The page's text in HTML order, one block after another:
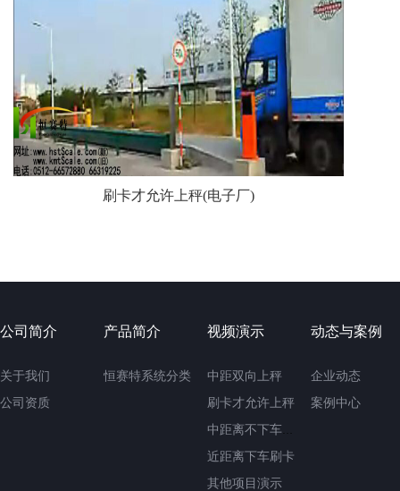
刷卡才允许上秤(电子厂)
公司简介
关于我们
公司资质
产品简介
恒赛特系统分类
视频演示
中距双向上秤
刷卡才允许上秤
近距离下车刷卡
其他项目演示
动态与案例
企业动态
案例中心